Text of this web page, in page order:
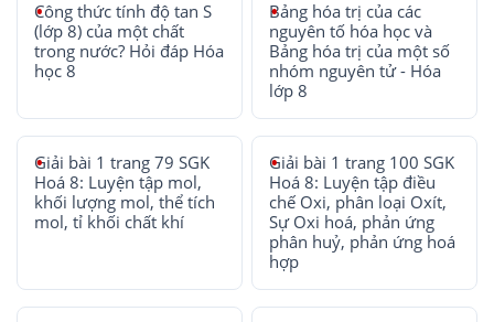
Công thức tính độ tan S
(lớp 8) của một chất
trong nước? Hỏi đáp Hóa
học 8
Bảng hóa trị của các
nguyên tố hóa học và
Bảng hóa trị của một số
nhóm nguyên tử - Hóa
lớp 8
Giải bài 1 trang 79 SGK
Hoá 8: Luyện tập mol,
khối lượng mol, thể tích
mol, tỉ khối chất khí
Giải bài 1 trang 100 SGK
Hoá 8: Luyện tập điều
chế Oxi, phân loại Oxít,
Sự Oxi hoá, phản ứng
phân huỷ, phản ứng hoá
hợp